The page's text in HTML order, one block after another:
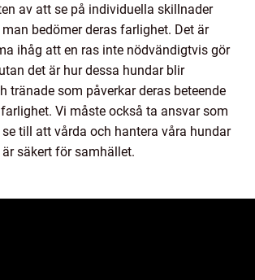
av att se på individuella skillnader
bedömer deras farlighet. Det är
ihåg att en ras inte nödvändigtvis gör
det är hur dessa hundar blir
tränade som påverkar deras beteende
Vi måste också ta ansvar som
till att vårda och hantera våra hundar
säkert för samhället.